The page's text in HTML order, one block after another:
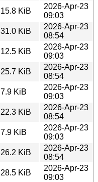
15.8 KiB
2026-Apr-23
09:03
31.0 KiB
2026-Apr-23
08:54
12.5 KiB
2026-Apr-23
09:03
25.7 KiB
2026-Apr-23
08:54
7.9 KiB
2026-Apr-23
09:03
22.3 KiB
2026-Apr-23
08:54
7.9 KiB
2026-Apr-23
09:03
26.2 KiB
2026-Apr-23
08:54
28.5 KiB
2026-Apr-23
09:03